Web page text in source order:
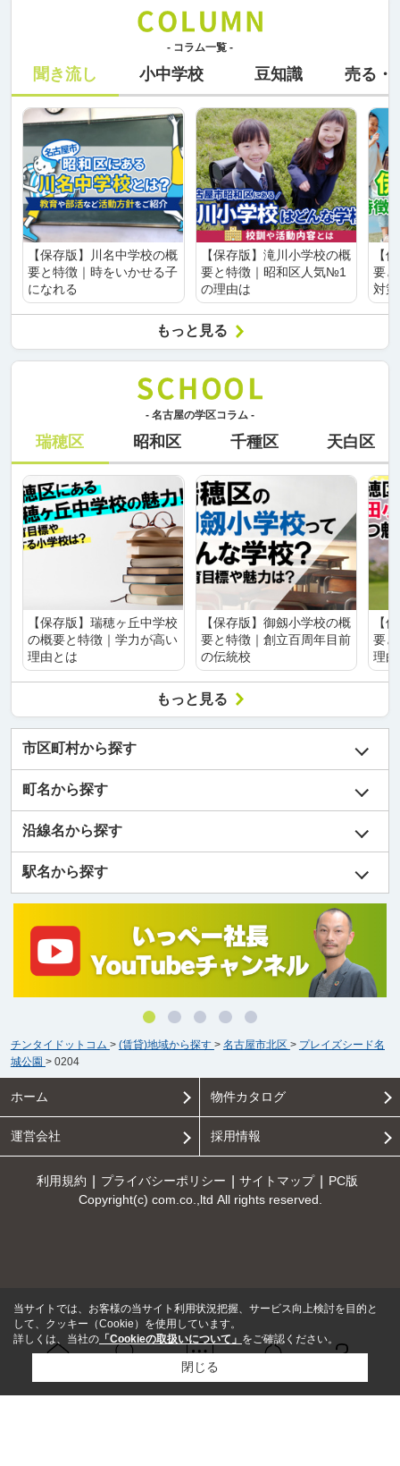
- コラム一覧 -
聞き流し 小中学校 豆知識 売る・
【保存版】川名中学校の概
要と特徴｜時をいかせる子
になれる
【保存版】滝川小学校の概
要と特徴｜昭和区人気№1
の理由は
【
要
対
もっと見る
- 名古屋の学区コラム -
瑞穂区 昭和区 千種区 天白区
【保存版】瑞穂ヶ丘中学校
の概要と特徴｜学力が高い
理由とは
【保存版】御劔小学校の概
要と特徴｜創立百周年目前
の伝統校
【
要
理
もっと見る
問い合せ
市区町村から探す
町名から探す
沿線名から探す
駅名から探す
チンタイドットコム > (賃貸)地域から探す > 名古屋市北区 > プレイズシード名
城公園 > 0204
ホーム 物件カタログ
運営会社 採用情報
利用規約 プライバシーポリシー サイトマップ
PC版
Copyright(c) com.co.,ltd All rights reserved.
当サイトでは、お客様の当サイト利用状況把握、サービス向上検討を目的と
して、クッキー（Cookie）を使用しています。
詳しくは、当社の 「Cookieの取扱いについて」 をご確認ください。
閉じる